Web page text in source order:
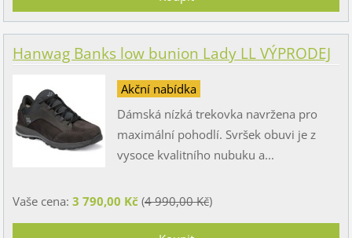
Hanwag Banks low bunion Lady LL VÝPRODEJ
Akční nabídka
Dámská nízká trekovka navržena pro
maximální pohodlí. Svršek obuvi je z
vysoce kvalitního nubuku a...
Vaše cena: 3 790,00 Kč(4 990,00 Kč)